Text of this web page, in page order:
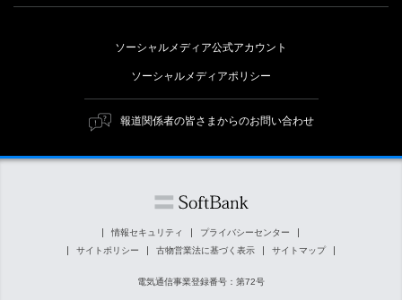
個人投資家の皆さまへ
株式と社債について
トップメッセージ
ESG方針・体制
マテリアリティ（重要課題）
ESGの主な取り組み
外部評価・イニシアチブ
障がい者採用
ソーシャルメディア公式アカウント
ソーシャルメディアポリシー
報道関係者の皆さまからのお問い合わせ
情報セキュリティ
プライバシーセンター
サイトポリシー
古物営業法に基づく表示 サイトマップ
電気通信事業登録番号：第72号